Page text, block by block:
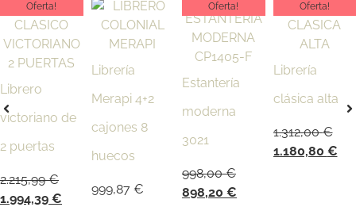
Oferta!
Librero
victoriano de
2 puertas
2.215,99€
1.994,39 €
Librería
Merapi 4+2
cajones 8
huecos
999,87 €
Oferta!
Estantería
moderna
3021
998,00€
898,20 €
Oferta!
Librería
clásica alta
1.312,00€
1.180,80 €